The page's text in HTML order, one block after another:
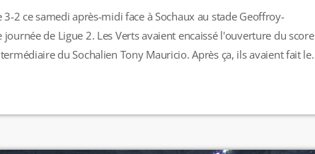
3-2 ce samedi après-midi face à Sochaux au stade Geoffroy-
de Ligue 2. Les Verts avaient encaissé l'ouverture du score
du Sochalien Tony Mauricio. Après ça, ils avaient fait le